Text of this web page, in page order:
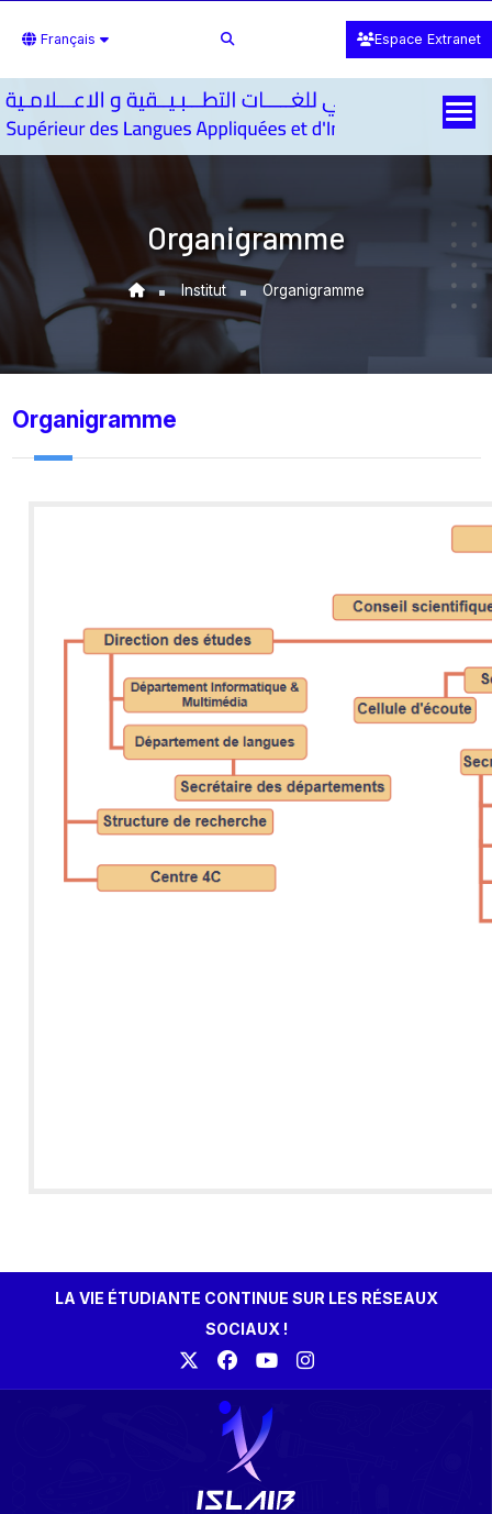
Français Espace Extranet
Organigramme
Institut Organigramme
Organigramme
LA VIE ÉTUDIANTE CONTINUE SUR LES RÉSEAUX
SOCIAUX !